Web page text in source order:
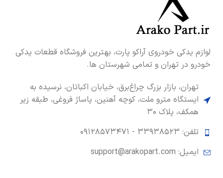
لوازم یدکی خودروی آراکو پارت، بهترین فروشگاه قطعات یدکی
خودرو در تهران و تمامی شهرستان ها.
تهران، بازار بزرگ چراغ‌برق، خیابان اکباتان، نرسیده به
ایستگاه مترو ملت، کوچه آهنین، پاساژ فروغی، طبقه زیر
همکف، پلاک ۳۰
تلفن: ۳۳۹۳۸۵۲۳ -
۰۹۱۲۸۵۷۳۴۷۱
ایمیل: support@arakopart.com